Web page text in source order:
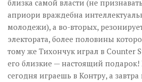
близка самой власти (не
априори враждебна
молодежи), а во-вторых,
электората, более половины
тому же Тихончук играл в Counter
его близкие — настоящий подарок!
сегодня играешь в Контру, а